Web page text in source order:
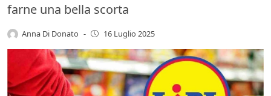
farne una bella scorta
Anna Di Donato - 16 Luglio 2025